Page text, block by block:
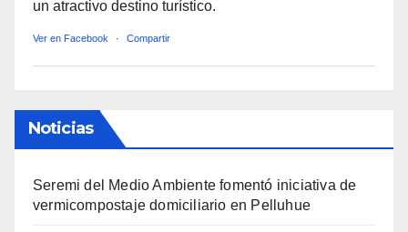
un atractivo destino turístico.
Ver en Facebook · Compartir
Noticias
Seremi del Medio Ambiente fomentó iniciativa de
vermicompostaje domiciliario en Pelluhue